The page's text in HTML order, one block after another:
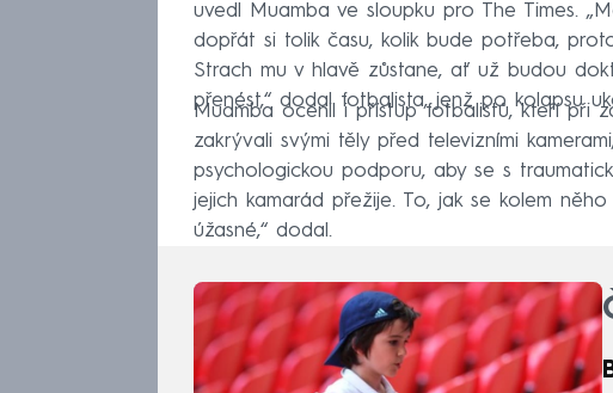
uvedl Muamba ve sloupku pro The Times.
dopřát si tolik času, kolik bude potřeba,
Strach mu v hlavě zůstane, ať už budou
přenést,“ dodal fotbalista, jenž po kolapsu
Muamba ocenil i přístup fotbalistů, kteří při
zakrývali svými těly před televizními
psychologickou podporu, aby se s
jejich kamarád přežije. To, jak se kolem
úžasné,“ dodal.